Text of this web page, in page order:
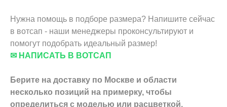
Нужна помощь в подборе размера? Напишите сейчас
в вотсап - наши менеджеры проконсультируют и
помогут подобрать идеальный размер!
✉ НАПИСАТЬ В ВОТСАП
Берите на доставку по Москве и области
несколько позиций на примерку, чтобы
определиться с моделью или расцветкой.